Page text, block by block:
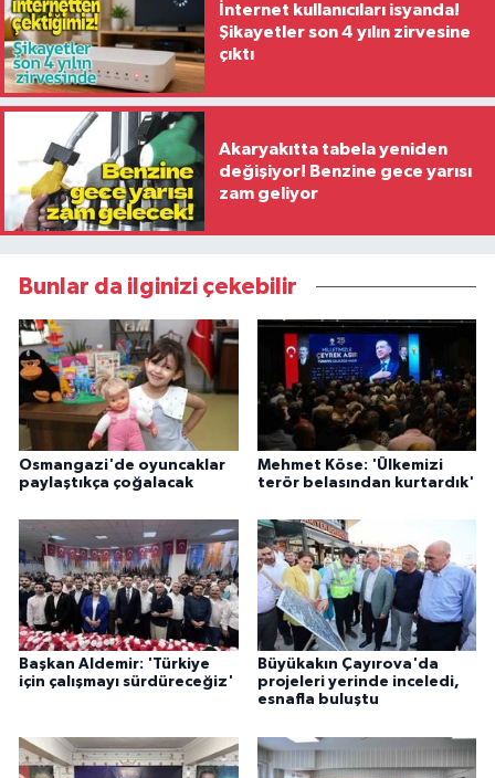
İnternet kullanıcıları isyanda!
Şikayetler son 4 yılın zirvesine
çıktı
Akaryakıtta tabela yeniden
değişiyor! Benzine gece yarısı
zam geliyor
Bunlar da ilginizi çekebilir
Osmangazi'de oyuncaklar
paylaştıkça çoğalacak
Mehmet Köse: 'Ülkemizi
terör belasından kurtardık'
Başkan Aldemir: 'Türkiye
için çalışmayı sürdüreceğiz'
Büyükakın Çayırova'da
projeleri yerinde inceledi,
esnafla buluştu